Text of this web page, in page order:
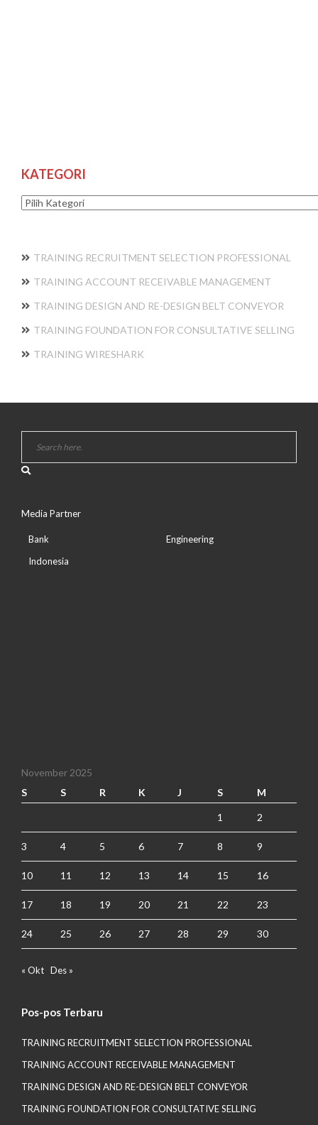
KATEGORI
Kategori
TRAINING RECRUITMENT SELECTION PROFESSIONAL
TRAINING ACCOUNT RECEIVABLE MANAGEMENT
TRAINING DESIGN AND RE-DESIGN BELT CONVEYOR
TRAINING FOUNDATION FOR CONSULTATIVE SELLING
TRAINING WIRESHARK
Media Partner
Bank
Indonesia
Engineering
November 2025
S
S R K J S M
1 2
3 4 5 6 7 8 9
10 11 12 13 14 15 16
17 18 19 20 21 22 23
24 25 26 27 28 29 30
« Okt Des »
Pos-pos Terbaru
TRAINING RECRUITMENT SELECTION PROFESSIONAL
TRAINING ACCOUNT RECEIVABLE MANAGEMENT
TRAINING DESIGN AND RE-DESIGN BELT CONVEYOR
TRAINING FOUNDATION FOR CONSULTATIVE SELLING